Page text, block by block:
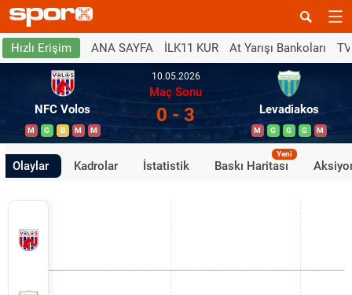
Hızlı Erişim ANA SAYFA İLK11 KUR At Yarışı Bankoları
NFC Volos
M G B M M
10.05.2026
Maç Sonu
0 - 3 Levadiakos
M G G G M
Olaylar Kadrolar İstatistik Baskı Haritası
Yeni